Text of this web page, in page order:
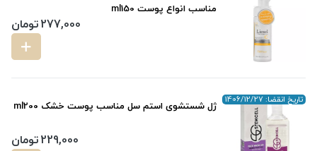
مناسب انواع پوست ml150
277,000تومان
تاریخ انقضا: 1406/12/27 ژل شستشوی استم سل مناسب پوست خشک ml200
229,000تومان